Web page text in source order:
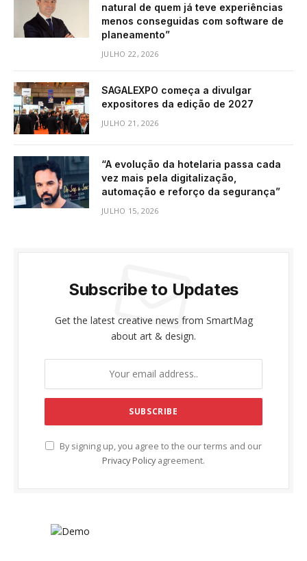
natural de quem já teve experiências
menos conseguidas com software de
planeamento”
JULHO 22, 2026
SAGALEXPO começa a divulgar
expositores da edição de 2027
JULHO 21, 2026
“A evolução da hotelaria passa cada
vez mais pela digitalização,
automação e reforço da segurança”
JULHO 15, 2026
Subscribe to Updates
Get the latest creative news from SmartMag
about art & design.
By signing up, you agree to the our terms and our
Privacy Policy agreement.